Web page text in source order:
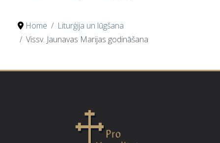
Home
Liturģija un lūgšana
Vissv. Jaunavas Marijas godināšana